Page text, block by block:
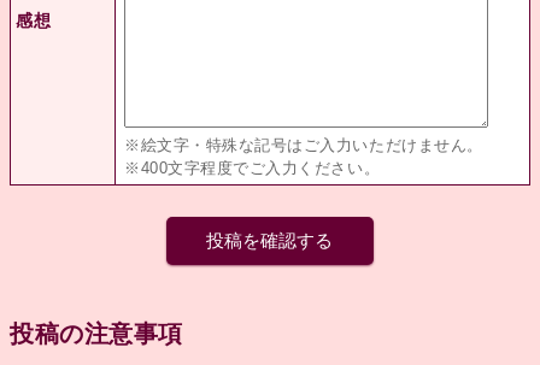
感想
※絵文字・特殊な記号はご入力いただけません。
※400文字程度でご入力ください。
投稿の注意事項